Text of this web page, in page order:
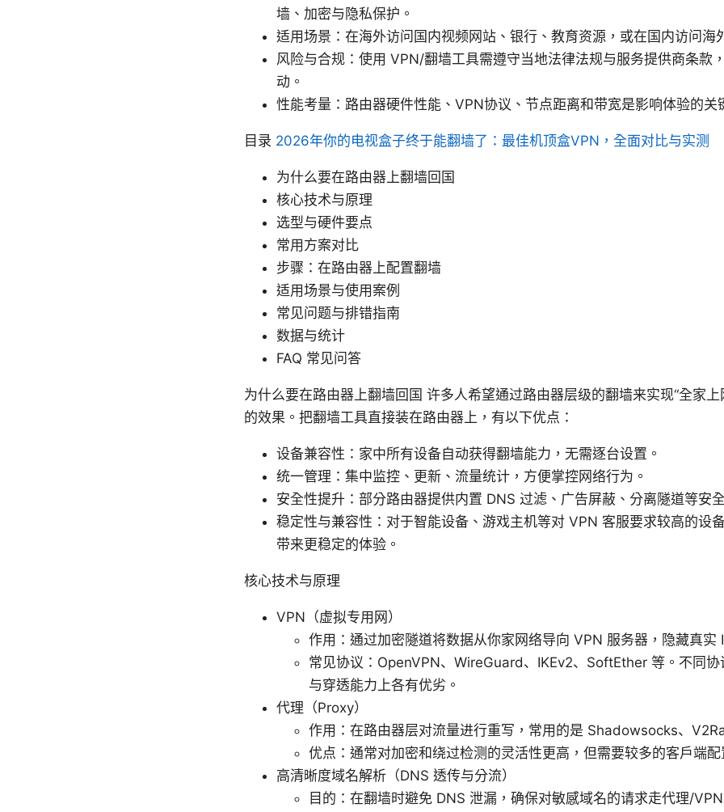
墙、加密与隐私保护。
适用场景：在海外访问国内视频网站、银行、教育资源，或在国内访问海
风险与合规：使用 VPN/翻墙工具需遵守当地法律法规与服务提供商条款
动。
性能考量：路由器硬件性能、VPN协议、节点距离和带宽是影响体验的关
目录 2026年你的电视盒子终于能翻墙了：最佳机顶盒VPN，全面对比与实测
为什么要在路由器上翻墙回国
核心技术与原理
选型与硬件要点
常用方案对比
步骤：在路由器上配置翻墙
适用场景与使用案例
常见问题与排错指南
数据与统计
FAQ 常见问答
为什么要在路由器上翻墙回国 许多人希望通过路由器层级的翻墙来实现“全家上
的效果。把翻墙工具直接装在路由器上，有以下优点：
设备兼容性：家中所有设备自动获得翻墙能力，无需逐台设置。
统一管理：集中监控、更新、流量统计，方便掌控网络行为。
安全性提升：部分路由器提供内置 DNS 过滤、广告屏蔽、分离隧道等安
稳定性与兼容性：对于智能设备、游戏主机等对 VPN 客服要求较高的设
带来更稳定的体验。
核心技术与原理
VPN（虚拟专用网）
作用：通过加密隧道将数据从你家网络导向 VPN 服务器，隐藏真实
常见协议：OpenVPN、WireGuard、IKEv2、SoftEther 等。不同协
与穿透能力上各有优劣。
代理（Proxy）
作用：在路由器层对流量进行重写，常用的是 Shadowsocks、
优点：通常对加密和绕过检测的灵活性更高，但需要较多的客户端配
高清晰度域名解析（DNS 透传与分流）
目的：在翻墙时避免 DNS 泄漏，确保对敏感域名的请求走代理/VPN